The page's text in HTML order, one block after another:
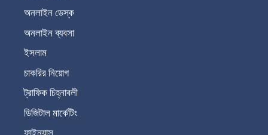
অনলাইন ডেস্ক
অনলাইন ব্যবসা
ইসলাম
চাকরির নিয়োগ
ট্রাফিক চিহ্নাবলী
ডিজিটাল মার্কেটিং